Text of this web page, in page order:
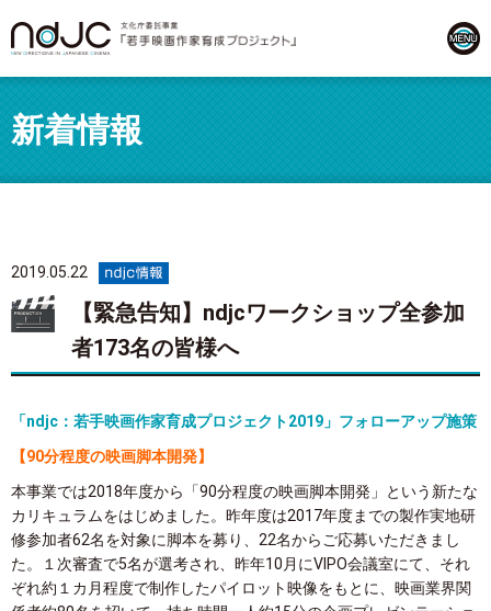
新着情報
2019.05.22
【緊急告知】ndjcワークショップ全参加
者173名の皆様へ
「ndjc：若手映画作家育成プロジェクト2019」フォローアップ施策
【90分程度の映画脚本開発】
本事業では2018年度から「90分程度の映画脚本開発」という新たな
カリキュラムをはじめました。昨年度は2017年度までの製作実地研
修参加者62名を対象に脚本を募り、22名からご応募いただきまし
た。１次審査で5名が選考され、昨年10月にVIPO会議室にて、それ
ぞれ約１カ月程度で制作したパイロット映像をもとに、映画業界関